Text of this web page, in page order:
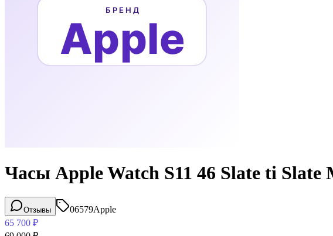
Часы Apple Watch S11 46 Slate ti
Отзывы 06579Apple
65 700 ₽